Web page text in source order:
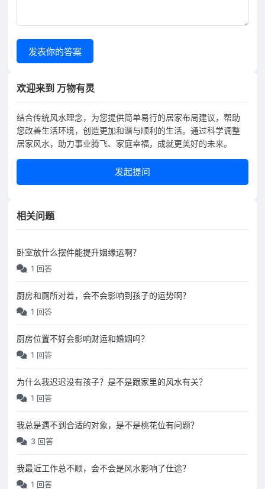
发表你的答案
欢迎来到 万物有灵
结合传统风水理念，为您提供简单易行的居家布局建议，帮助
您改善生活环境，创造更加和谐与顺利的生活。通过科学调整
居家风水，助力事业腾飞、家庭幸福，成就更美好的未来。
发起提问
相关问题
卧室放什么摆件能提升姻缘运啊？
1 回答
厨房和厕所对着，会不会影响到孩子的运势啊？
1 回答
厨房位置不好会影响财运和婚姻吗？
1 回答
为什么我迟迟没有孩子？是不是跟家里的风水有关？
1 回答
我总是遇不到合适的对象，是不是桃花位有问题？
3 回答
我最近工作总不顺，会不会是风水影响了仕途？
1 回答